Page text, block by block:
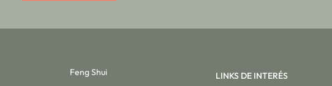
Feng Shui
LINKS DE INTERÉS